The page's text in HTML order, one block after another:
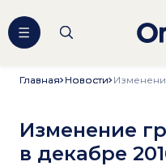
Главная
Главная Новости
Новости
Изменение
в декабре